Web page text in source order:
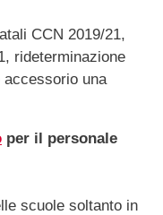
CCN 2019/21,
rideterminazione
accessorio una
per il personale
scuole soltanto in